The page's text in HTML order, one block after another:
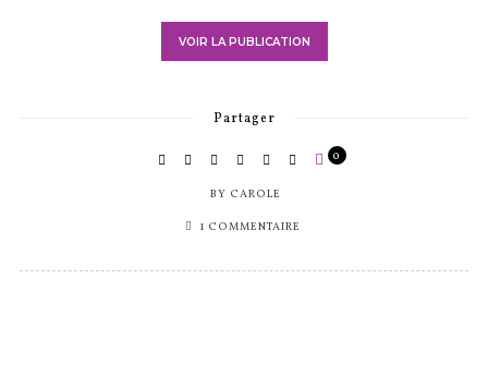
VOIR LA PUBLICATION
Partager
BY CAROLE
0
1 COMMENTAIRE